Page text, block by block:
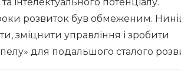
роки розвиток був обмеженим.
зміцнити управління і зробити
для подальшого сталого